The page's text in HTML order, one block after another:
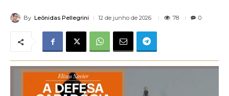
By Leônidas Pellegrini 12 de junho de 2026 78 0